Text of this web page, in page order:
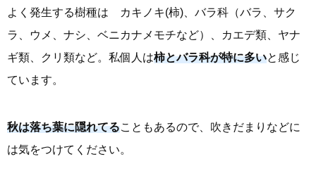
よく発生する樹種は カキノキ(柿)、バラ科（バラ、サク
ラ、ウメ、ナシ、ベニカナメモチなど）、カエデ類、ヤナ
ギ類、クリ類など。私個人は柿とバラ科が特に多いと感じ
ています。
秋は落ち葉に隠れてることもあるので、吹きだまりなどに
は気をつけてください。